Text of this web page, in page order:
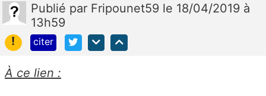
Publié par Fripounet59 le 18/04/2019 à
13h59
!
citer
À ce lien :